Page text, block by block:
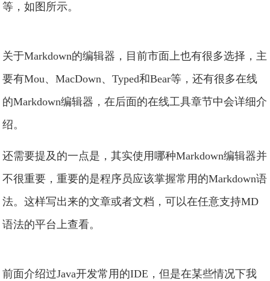
等，如图所示。
关于Markdown的编辑器，目前市面上也有很多选择，主
要有Mou、MacDown、Typed和Bear等，还有很多在线
的Markdown编辑器，在后面的在线工具章节中会详细介
绍。
还需要提及的一点是，其实使用哪种Markdown编辑器并
不很重要，重要的是程序员应该掌握常用的Markdown语
法。这样写出来的文章或者文档，可以在任意支持MD
语法的平台上查看。
前面介绍过Java开发常用的IDE，但是在某些情况下我